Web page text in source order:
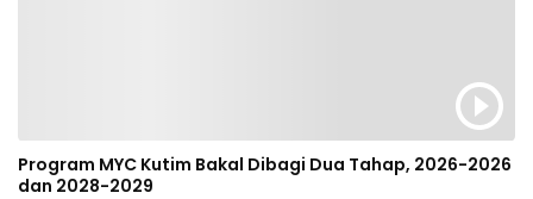
Program MYC Kutim Bakal Dibagi Dua Tahap, 2026-2026
dan 2028-2029